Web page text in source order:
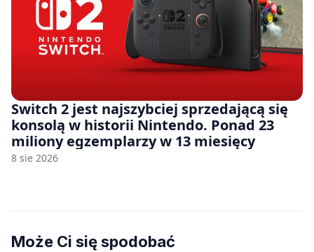
Switch 2 jest najszybciej sprzedającą się
konsolą w historii Nintendo. Ponad 23
miliony egzemplarzy w 13 miesięcy
8 sie 2026
Może Ci się spodobać